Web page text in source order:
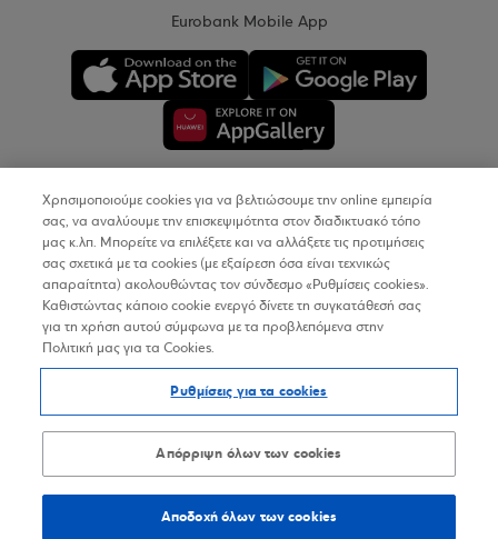
Eurobank Mobile App
Copyright © 2026
Όροι Χρήσης
Προσωπικά Δεδομένα στον Διαδικτυακό Τόπο
Δήλωση Προσβασιμότητας
Sitemap
Χρησιμοποιούμε cookies για να βελτιώσουμε την online εμπειρία
σας, να αναλύουμε την επισκεψιμότητα στον διαδικτυακό τόπο
μας κ.λπ. Μπορείτε να επιλέξετε και να αλλάξετε τις προτιμήσεις
σας σχετικά με τα cookies (με εξαίρεση όσα είναι τεχνικώς
απαραίτητα) ακολουθώντας τον σύνδεσμο «Ρυθμίσεις cookies».
Καθιστώντας κάποιο cookie ενεργό δίνετε τη συγκατάθεσή σας
για τη χρήση αυτού σύμφωνα με τα προβλεπόμενα στην
Πολιτική μας για τα Cookies.
Ρυθμίσεις για τα cookies
Απόρριψη όλων των cookies
Αποδοχή όλων των cookies